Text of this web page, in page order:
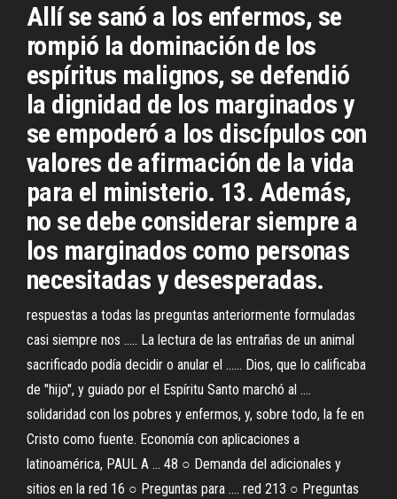
Allí se sanó a los enfermos, se
rompió la dominación de los
espíritus malignos, se defendió
la dignidad de los marginados y
se empoderó a los discípulos con
valores de afirmación de la vida
para el ministerio. 13. Además,
no se debe considerar siempre a
los marginados como personas
necesitadas y desesperadas.
respuestas a todas las preguntas anteriormente formuladas
casi siempre nos ..... La lectura de las entrañas de un animal
sacrificado podía decidir o anular el ...... Dios, que lo calificaba
de "hijo", y guiado por el Espíritu Santo marchó al ....
solidaridad con los pobres y enfermos, y, sobre todo, la fe en
Cristo como fuente. Economía con aplicaciones a
latinoamérica, PAUL A ... 48 ○ Demanda del adicionales y
sitios en la red 16 ○ Preguntas para .... red 213 ○ Preguntas